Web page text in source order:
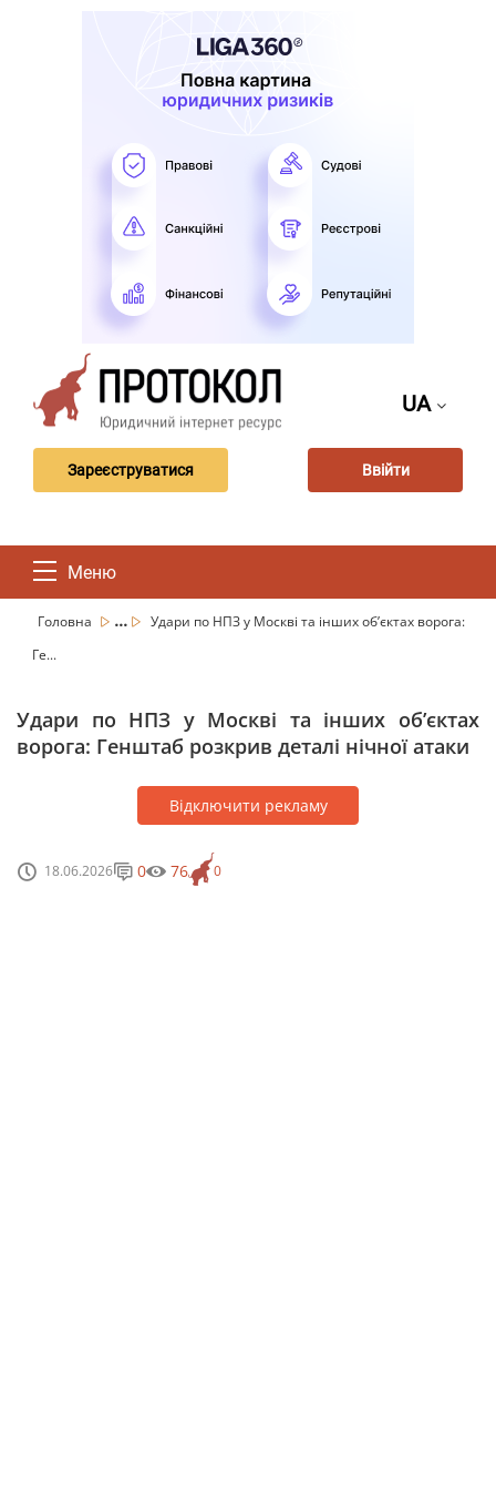
UA
Зареєструватися Ввійти
Меню
Головна ...
Удари по НПЗ у Москві та інших обʼєктах ворога:
Ге...
Удари по НПЗ у Москві та інших обʼєктах
ворога: Генштаб розкрив деталі нічної атаки
Відключити рекламу
18.06.2026 0
0 76